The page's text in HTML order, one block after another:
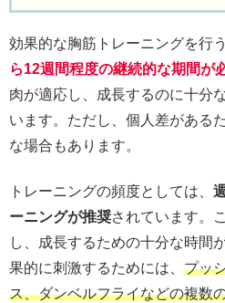
効果的な胸筋トレーニングを行
ら12週間程度の継続的な期間が
肉が適応し、成長するのに十分
います。ただし、個人差がある
な場合もあります。
トレーニングの頻度としては、
ーニングが推奨されています。
し、成長するための十分な時間
果的に刺激するためには、 プッ
ス、ダンベルフライなどの複数